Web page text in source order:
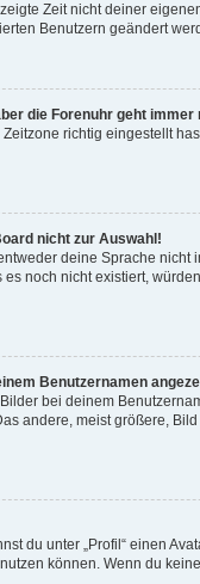
Zeit nicht deiner
Benutzern geändert
die Forenuhr geht immer
richtig eingestellt
nicht zur Auswahl!
deine Sprache
noch nicht existiert,
Benutzernamen
bei deinem
andere, meist größere,
du unter „Profil“ einen
können. Wenn du